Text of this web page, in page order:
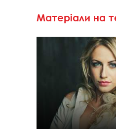
Матеріали на